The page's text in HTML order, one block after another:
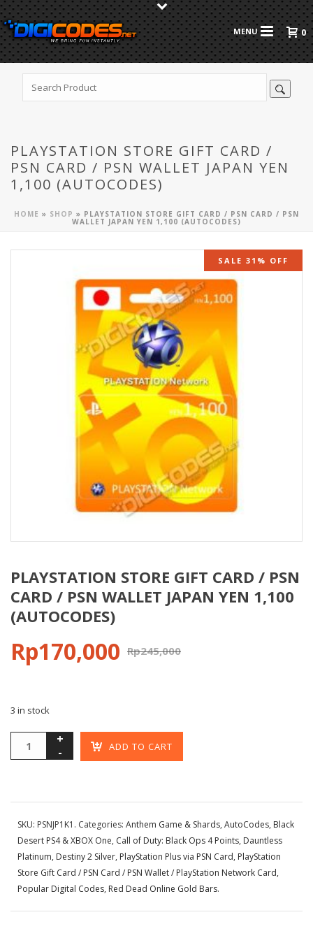
0
PLAYSTATION STORE GIFT CARD /
PSN CARD / PSN WALLET JAPAN YEN
1,100 (AUTOCODES)
HOME » SHOP » PLAYSTATION STORE GIFT CARD / PSN CARD / PSN
WALLET JAPAN YEN 1,100 (AUTOCODES)
SALE 31% OFF
PLAYSTATION STORE GIFT CARD / PSN
CARD / PSN WALLET JAPAN YEN 1,100
(AUTOCODES)
Rp245,000
Rp170,000
3 in stock
ADD TO CART
SKU: PSNJP1K1 . Categories: Anthem Game & Shards, AutoCodes, Black
Desert PS4 & XBOX One, Call of Duty: Black Ops 4 Points, Dauntless
Platinum, Destiny 2 Silver, PlayStation Plus via PSN Card, PlayStation
Store Gift Card / PSN Card / PSN Wallet / PlayStation Network Card,
Popular Digital Codes, Red Dead Online Gold Bars.